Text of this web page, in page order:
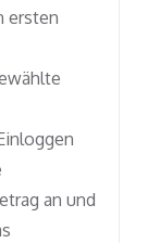
ersten
an und